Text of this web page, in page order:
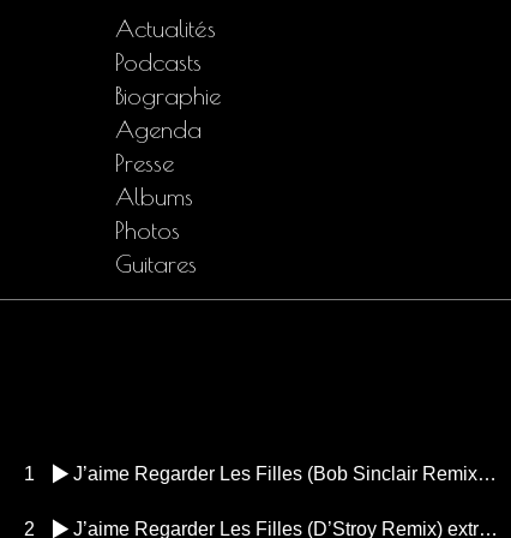
Actualités
Podcasts
Biographie
Agenda
Presse
Albums
Photos
Guitares
1 J’aime Regarder Les Filles (Bob Sinclair Remix) extrait
2 J’aime Regarder Les Filles (D’Stroy Remix) extrait